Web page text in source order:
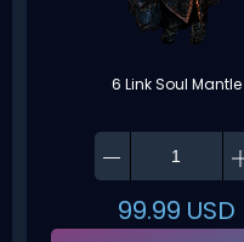
6 Link Soul Mantle
99.99 USD